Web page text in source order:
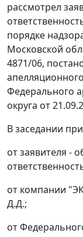
рассмотрел
порядке
Московской
4871/06,
Федерального
округа от
В заседании
от заявителя -
от компании
Д.Д.;
от